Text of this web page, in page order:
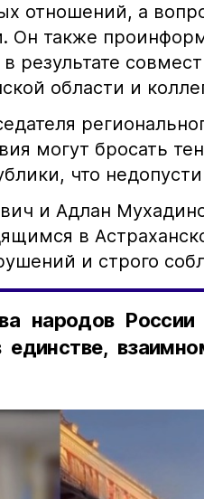
отношений, а
Он также
в результате
области и
могут бросать
что
и Адлан
в
и строго
народов